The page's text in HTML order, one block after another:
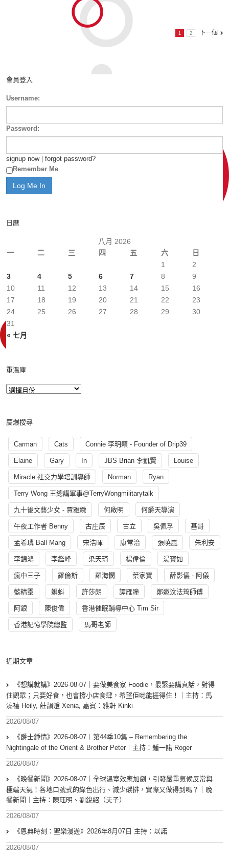
1 2 下一個
會員登入
Username:
Password:
signup now| forgot password?
Remember Me
日曆
八月 2026
一
二 三 四 五 六 日
« 七月
1
2
3
4 5 6 7 8
9
10
11 12 13 14 15
16
17
18 19 20 21 22
23
24
25 26 27 28 29
30
31
重溫庫
慶爆搜尋
Carman Cats Connie 李玥穎 - Founder of Drip39
Elaine Gary In JBS Brian 李凱賢 Louise
Miracle 社交力學培訓導師 Norman Ryan
Terry Wong 王總講軍事@TerryWongmilitarytalk
九十後文藝少女 - 賈雅緻 何啟明 何爵天導演
午夜工作者 Benny 古庄辰 古立 吳佩孚 基哥
孟希璘 Ball Mang 宋浩暉 康常治 張曉嵐 朱利安
李錦鴻 李鑑峰 梁天琦 楊偉倫 湯寳如
瘋中三子 羅倫斯 羅海憫 葉家寶 薛影儀 - 阿儀
藍精靈 蝌蚪 許莎朗 譚雁瞳 鄭遨汶法筠師傅
阿銀 陳俊偉 香港催眠輔導中心 Tim Sir
香港記憶學院總監 馬哥老師
近期文章
《想講就講》2026-08-07｜要做美食家 Foodie，最緊要講真話，對得
住觀眾；只要好食，也會撐小店食肆，希望佢哋能捱得住！｜主持：馬
溱禧 Heily, 莊韻澄 Xenia, 嘉賓：雅軒 Kinki
2026/08/07
《爵士鍾情》2026-08-07︱第44季10集 – Remembering the
Nightingale of the Orient & Brother Peter︱主持：鍾一諾 Roger
2026/08/07
《晚餐新聞》2026-08-07｜全球溫室效應加劇，引發嚴重氣候反常與
極端天氣！各地口號式的綠色出行、減少碳排，實際又做得到嗎？｜晚
餐新聞｜主持：陳珏明、劉銳紹（夫子）
2026/08/07
《恩典時刻：聖樂漫遊》2026年8月07日 主持：以諾
2026/08/07